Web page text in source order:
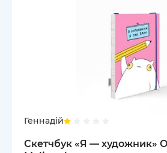
Геннадій
Скетчбук «Я — художник»